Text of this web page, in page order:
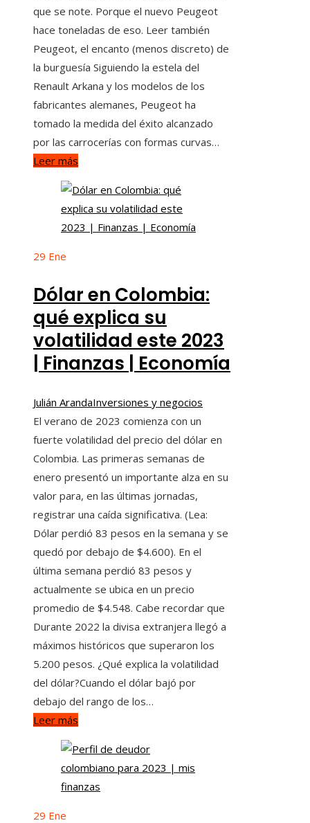
que se note. Porque el nuevo Peugeot
hace toneladas de eso. Leer también
Peugeot, el encanto (menos discreto) de
la burguesía Siguiendo la estela del
Renault Arkana y los modelos de los
fabricantes alemanes, Peugeot ha
tomado la medida del éxito alcanzado
por las carrocerías con formas curvas…
Leer más
29 Ene
Dólar en Colombia:
qué explica su
volatilidad este 2023
| Finanzas | Economía
Julián ArandaInversiones y negocios
El verano de 2023 comienza con un
fuerte volatilidad del precio del dólar en
Colombia. Las primeras semanas de
enero presentó un importante alza en su
valor para, en las últimas jornadas,
registrar una caída significativa. (Lea:
Dólar perdió 83 pesos en la semana y se
quedó por debajo de $4.600). En el
última semana perdió 83 pesos y
actualmente se ubica en un precio
promedio de $4.548. Cabe recordar que
Durante 2022 la divisa extranjera llegó a
máximos históricos que superaron los
5.200 pesos. ¿Qué explica la volatilidad
del dólar?Cuando el dólar bajó por
debajo del rango de los…
Leer más
29 Ene